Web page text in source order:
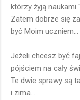
którzy żyją naukami
Zatem dobrze się
być Moim uczniem...
Jeżeli chcesz być
pójściem na cały
Te dwie sprawy są
i zima...